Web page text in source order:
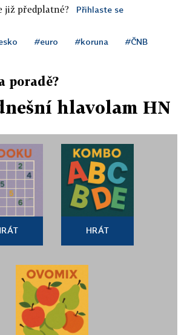
již předplatné? Přihlaste se
#euro #koruna #ČNB
poradě?
hlavolam HN
HRÁT